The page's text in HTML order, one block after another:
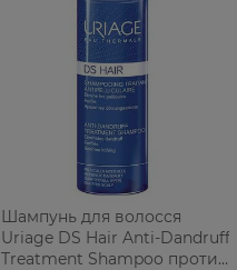
Шампунь для волосся
Uriage DS Hair Anti-Dandruff
Treatment Shampoo проти